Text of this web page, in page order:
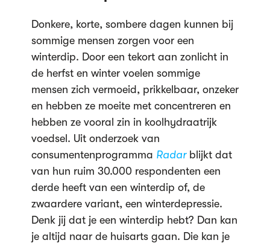
Donkere, korte, sombere dagen kunnen bij
sommige mensen zorgen voor een
winterdip. Door een tekort aan zonlicht in
de herfst en winter voelen sommige
mensen zich vermoeid, prikkelbaar, onzeker
en hebben ze moeite met concentreren en
hebben ze vooral zin in koolhydraatrijk
voedsel. Uit onderzoek van
consumentenprogramma Radarblijkt dat
van hun ruim 30.000 respondenten een
derde heeft van een winterdip of, de
zwaardere variant, een winterdepressie.
Denk jij dat je een winterdip hebt? Dan kan
je altijd naar de huisarts gaan. Die kan je